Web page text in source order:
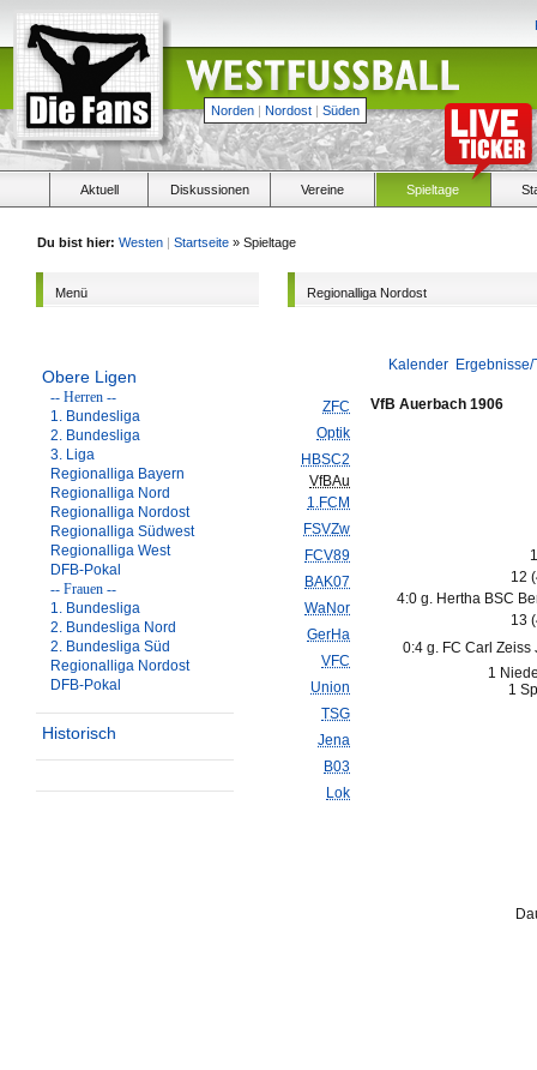
Norden | Nordost | Süden
Aktuell Diskussionen Vereine Spieltage
Du bist hier: Westen | Startseite » Spieltage
Menü
Obere Ligen
-- Herren --
1. Bundesliga
2. Bundesliga
3. Liga
Regionalliga Bayern
Regionalliga Nord
Regionalliga Nordost
Regionalliga Südwest
Regionalliga West
DFB-Pokal
-- Frauen --
1. Bundesliga
2. Bundesliga Nord
2. Bundesliga Süd
Regionalliga Nordost
DFB-Pokal
Historisch
Regionalliga Nordost
Kalender
ZFC
Optik
HBSC2
VfBAu
1.FCM
FSVZw
FCV89
BAK07
WaNor
GerHa
VFC
Union
TSG
Jena
B03
Lok
VfB Auerbach 1906
12
4:0 g. Hertha BSC
13
0:4 g. FC Carl Zeiss
1
1